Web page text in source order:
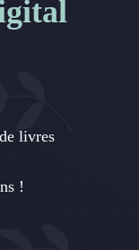
livres
!